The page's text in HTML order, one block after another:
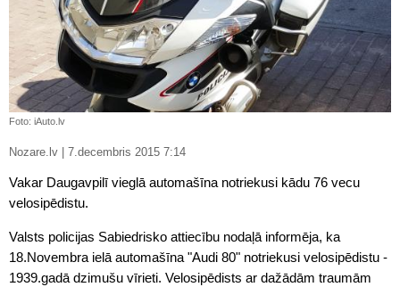
Foto: iAuto.lv
Nozare.lv | 7.decembris 2015 7:14
Vakar Daugavpilī vieglā automašīna notriekusi kādu 76 vecu
velosipēdistu.
Valsts policijas Sabiedrisko attiecību nodaļā informēja, ka
18.Novembra ielā automašīna "Audi 80" notriekusi velosipēdistu -
1939.gadā dzimušu vīrieti. Velosipēdists ar dažādām traumām